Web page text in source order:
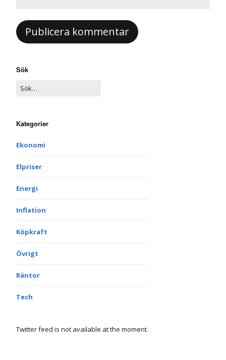
Sök
Kategorier
Ekonomi
Elpriser
Energi
Inflation
Köpkraft
Övrigt
Räntor
Tech
Twitter feed is not available at the moment.